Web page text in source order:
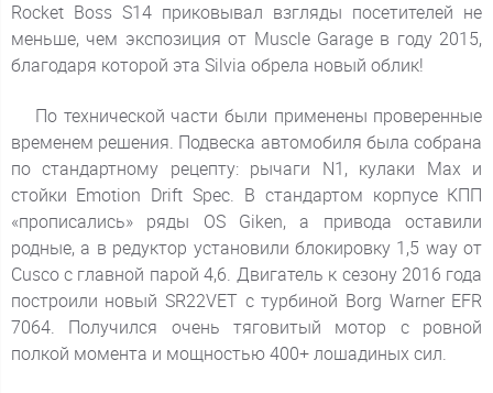
Rocket Boss S14 приковывал взгляды посетителей не
меньше, чем экспозиция от Muscle Garage в году 2015,
благодаря которой эта Silvia обрела новый облик!
По технической части были применены проверенные
временем решения. Подвеска автомобиля была собрана
по стандартному рецепту: рычаги N1, кулаки Max и
стойки Emotion Drift Spec. В стандартом корпусе КПП
«прописались» ряды OS Giken, а привода оставили
родные, а в редуктор установили блокировку 1,5 way от
Cusco с главной парой 4,6. Двигатель к сезону 2016 года
построили новый SR22VET с турбиной Borg Warner EFR
7064. Получился очень тяговитый мотор с ровной
полкой момента и мощностью 400+ лошадиных сил.